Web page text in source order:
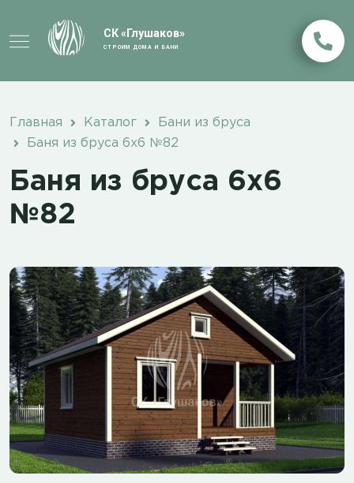
СК «Глушаков»
СТРОИМ ДОМА И БАНИ
Главная Каталог
Бани из бруса
Баня из бруса 6х6 №82
Баня из бруса 6х6
№82